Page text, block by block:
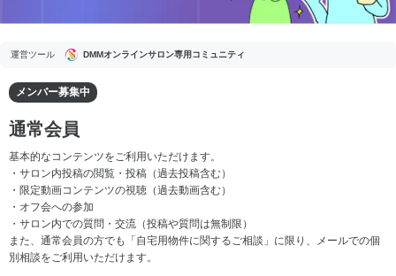
運営ツール DMMオンラインサロン専用コミュニティ
メンバー募集中
通常会員
基本的なコンテンツをご利用いただけます。
・サロン内投稿の閲覧・投稿（過去投稿含む）
・限定動画コンテンツの視聴（過去動画含む）
・オフ会への参加
・サロン内での質問・交流（投稿や質問は無制限）
また、通常会員の方でも「自宅用物件に関するご相談」に限り、メールでの個
別相談をご利用いただけます。